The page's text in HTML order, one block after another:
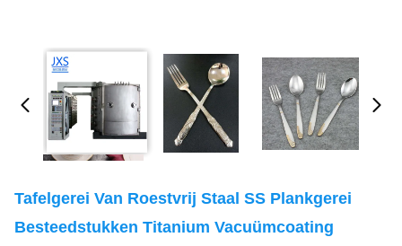
Tafelgerei Van Roestvrij Staal SS Plankgerei
Besteedstukken Titanium Vacuümcoating